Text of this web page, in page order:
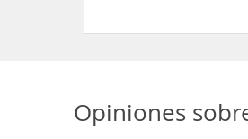
Opiniones